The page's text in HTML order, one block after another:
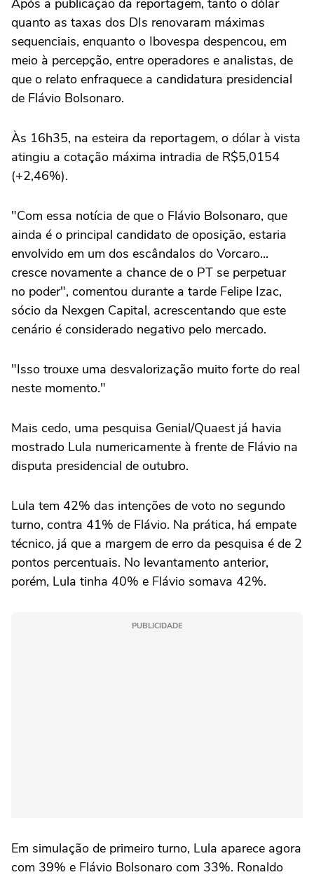
Após ⁠a publicação da reportagem, tanto o dólar
quanto as taxas dos DIs renovaram máximas
sequenciais, enquanto ⁠o Ibovespa despencou, em
meio à percepção, ‌entre operadores e analistas, de
‌que o relato enfraquece a candidatura presidencial
de Flávio Bolsonaro.
Às 16h35, na esteira da reportagem, o dólar à vista
atingiu a cotação máxima intradia de R$5,0154
(+2,46%).
"Com essa notícia de que o Flávio Bolsonaro, que
ainda é o principal ⁠candidato de oposição, estaria
envolvido em um dos escândalos do Vorcaro...
cresce novamente a chance de o PT se perpetuar
no poder", comentou durante a tarde Felipe Izac,
sócio da Nexgen Capital, acrescentando que este
cenário é considerado negativo pelo mercado.
"Isso trouxe uma desvalorização muito forte do real
‌neste momento."
Mais cedo, uma pesquisa Genial/Quaest já havia
mostrado Lula numericamente à frente de Flávio na
disputa presidencial de outubro.
Lula tem 42% das intenções de voto no ⁠segundo
turno, contra 41% de Flávio. Na prática, há empate
técnico, já que a margem de erro da pesquisa é de 2
pontos percentuais. No levantamento anterior,
porém, Lula tinha 40% e Flávio somava 42%.
PUBLICIDADE
Em simulação de primeiro turno, Lula aparece agora
com 39% e Flávio Bolsonaro com 33%. Ronaldo